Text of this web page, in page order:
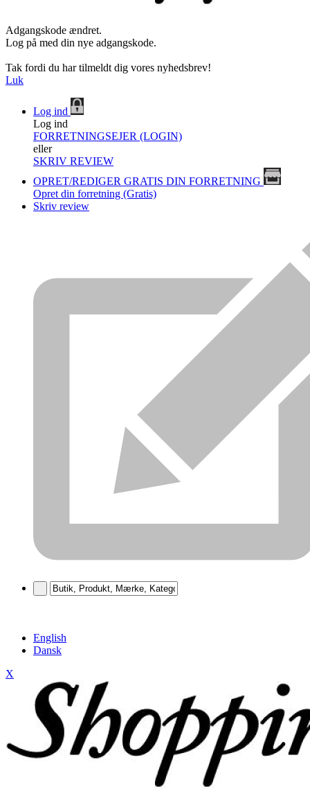
Adgangskode ændret.
Log på med din nye adgangskode.
Tak fordi du har tilmeldt dig vores nyhedsbrev!
Luk
Log ind
Log ind
FORRETNINGSEJER (LOGIN)
eller
SKRIV REVIEW
OPRET/REDIGER GRATIS DIN FORRETNING
Opret din forretning (Gratis)
Skriv review
English
Dansk
X